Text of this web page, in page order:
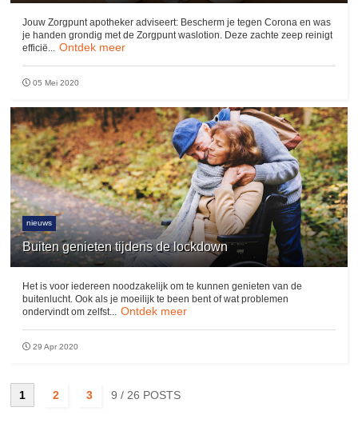
Jouw Zorgpunt apotheker adviseert: Bescherm je tegen Corona en was
je handen grondig met de Zorgpunt waslotion. Deze zachte zeep reinigt
efficië... Ontdek meer
05 Mei 2020
nieuws
Buiten genieten tijdens de lockdown
Het is voor iedereen noodzakelijk om te kunnen genieten van de
buitenlucht. Ook als je moeilijk te been bent of wat problemen
ondervindt om zelfst... Ontdek meer
29 Apr 2020
1 2 3 9 / 26 POSTS